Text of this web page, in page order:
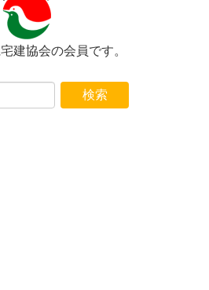
建協会の会員です。